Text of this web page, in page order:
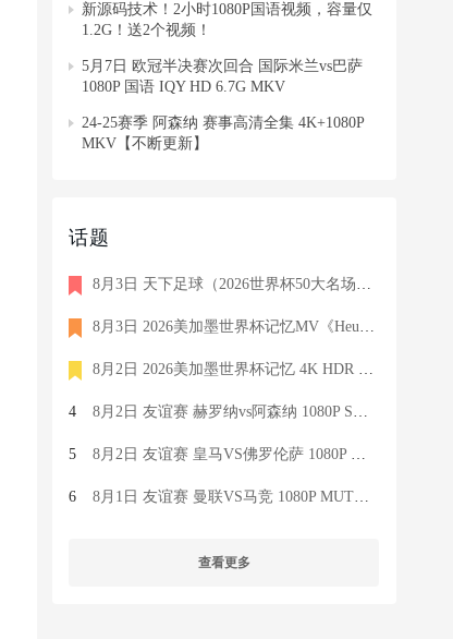
新源码技术！2小时1080P国语视频，容量仅
1.2G！送2个视频！
5月7日 欧冠半决赛次回合 国际米兰vs巴萨
1080P 国语 IQY HD 6.7G MKV
24-25赛季 阿森纳 赛事高清全集 4K+1080P
MKV【不断更新】
话题
8月3日 天下足球（2026世界杯50大名场面）1080P 国语 CCTV5 HD 6
8月3日 2026美加墨世界杯记忆MV《Heute Nacht》 4K HDR 2160P 德
8月2日 2026美加墨世界杯记忆 4K HDR 2160P 英语 FOX HD 373M M
4 8月2日 友谊赛 赫罗纳vs阿森纳 1080P SPORT 英语 4.3G TS
5 8月2日 友谊赛 皇马VS佛罗伦萨 1080P Real Madrid TV 西语 7.1G
6 8月1日 友谊赛 曼联VS马竞 1080P MUTV 英语 7.4G TS
查看更多